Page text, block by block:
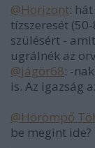
@Horizont:
tízszeresét
szülésért -
ugrálnék az
@jágör68: -
is. Az igazság
@Hörömpő
be megint ide?